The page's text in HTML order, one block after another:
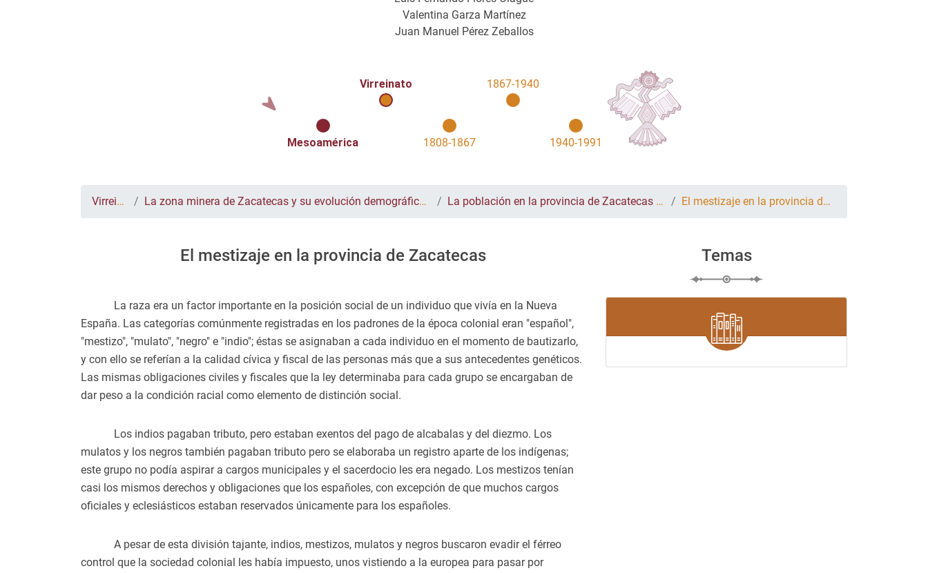
Valentina Garza Martínez
Juan Manuel Pérez Zeballos
Mesoamérica
Virreinato
1808-1867
1867-1940
1940-1991
Virreinato La zona minera de Zacatecas y su evolución demográfica durante la colonia La población en la provincia de Zacatecas en el siglo XVIII El mestizaje en la provincia de Zacatecas
El mestizaje en la provincia de Zacatecas
La raza era un factor importante en la posición social de un individuo que vivía en la Nueva
España. Las categorías comúnmente registradas en los padrones de la época colonial eran "español",
"mestizo", "mulato", "negro" e "indio"; éstas se asignaban a cada individuo en el momento de bautizarlo,
y con ello se referían a la calidad cívica y fiscal de las personas más que a sus antecedentes genéticos.
Las mismas obligaciones civiles y fiscales que la ley determinaba para cada grupo se encargaban de
dar peso a la condición racial como elemento de distinción social.
Los indios pagaban tributo, pero estaban exentos del pago de alcabalas y del diezmo. Los
mulatos y los negros también pagaban tributo pero se elaboraba un registro aparte de los indígenas;
este grupo no podía aspirar a cargos municipales y el sacerdocio les era negado. Los mestizos tenían
casi los mismos derechos y obligaciones que los españoles, con excepción de que muchos cargos
oficiales y eclesiásticos estaban reservados únicamente para los españoles.
A pesar de esta división tajante, indios, mestizos, mulatos y negros buscaron evadir el férreo
control que la sociedad colonial les había impuesto, unos vistiendo a la europea para pasar por
Temas